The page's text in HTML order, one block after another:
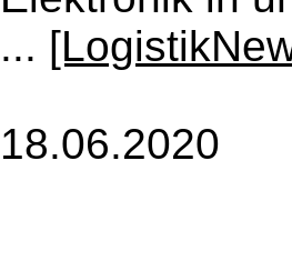
...
18.06.2020